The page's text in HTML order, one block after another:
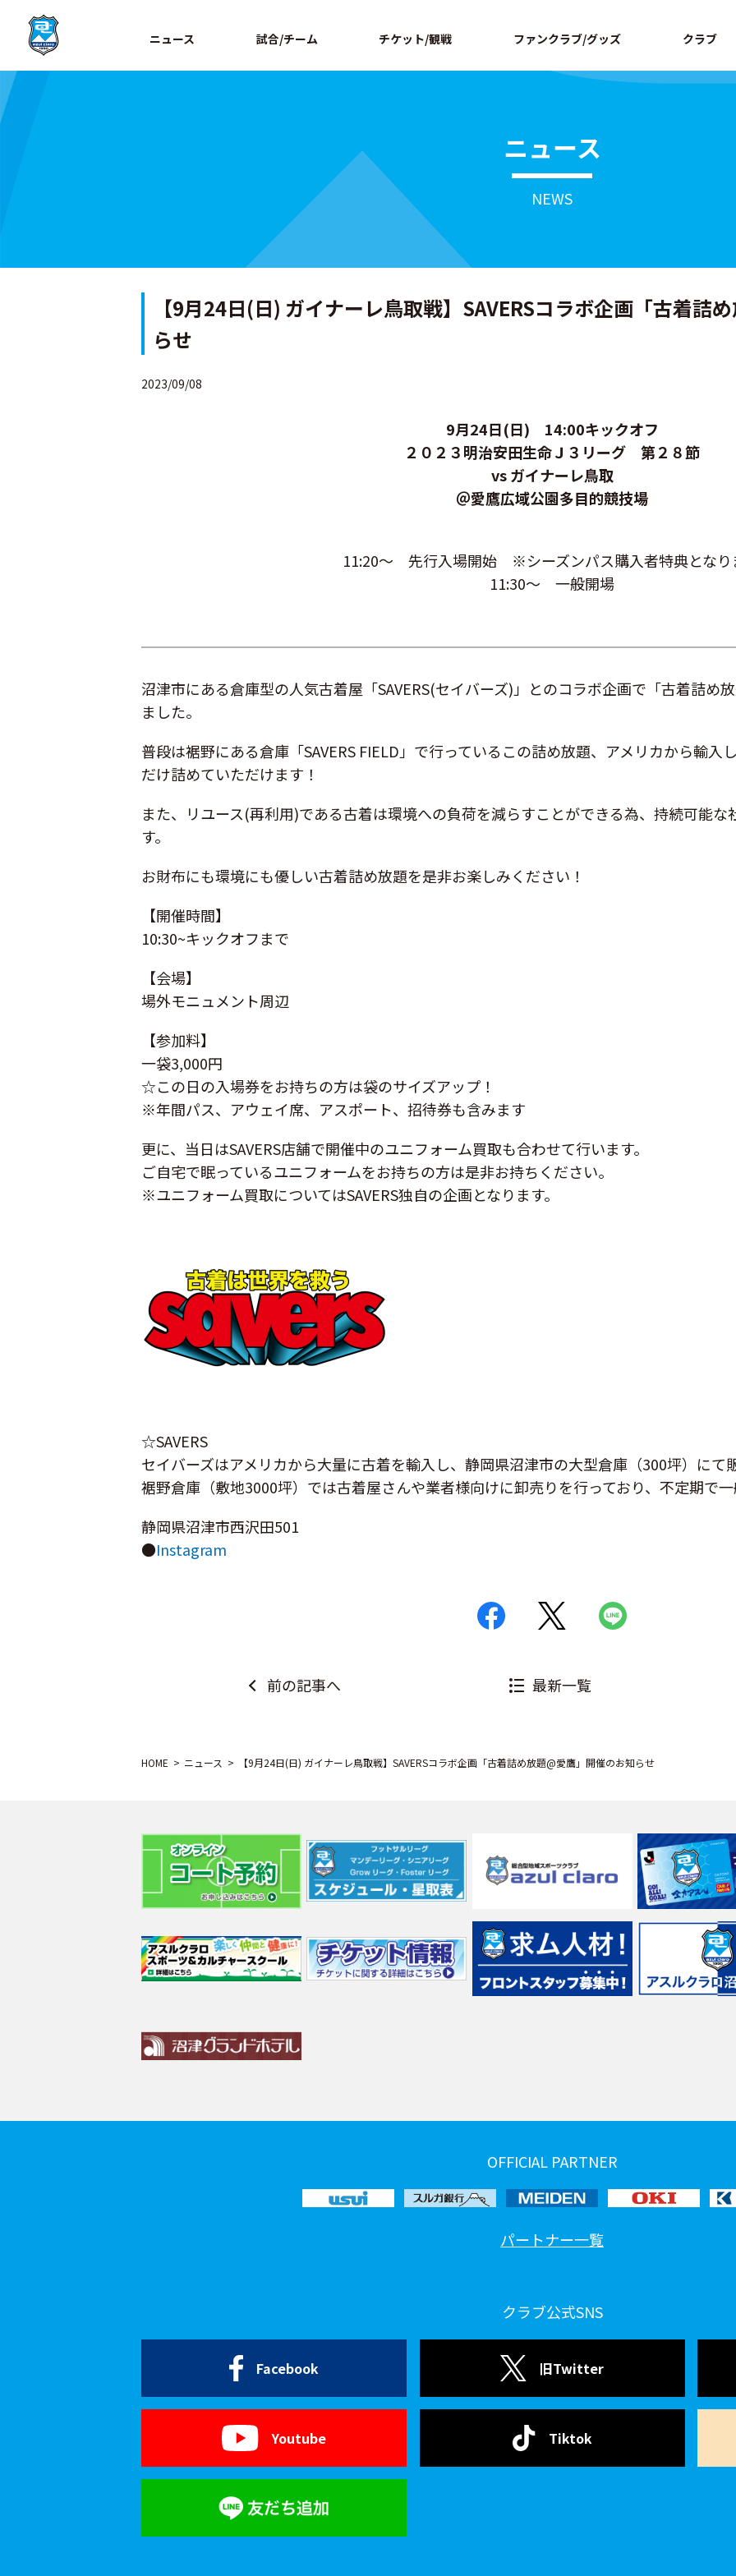
ニュース 試合/チーム チケット/観戦 ファンクラブ/グッズ クラブ
ニュース
NEWS
【9月24日(日) ガイナーレ鳥取戦】SAVERSコラボ企画「古着詰
らせ
2023/09/08
9月24日(日) 14:00キックオフ
２０２３明治安田生命Ｊ３リーグ 第２８節
vs ガイナーレ鳥取
＠愛鷹広域公園多目的競技場
11:20～ 先行入場開始 ※シーズンパス購入者特典となり
11:30～ 一般開場
沼津市にある倉庫型の人気古着屋「SAVERS(セイバーズ)」とのコラボ企画で「古着詰め
ました。
普段は裾野にある倉庫「SAVERS FIELD」で行っているこの詰め放題、アメリカから輸入
だけ詰めていただけます！
また、リユース(再利用)である古着は環境への負荷を減らすことができる為、持続可能な
す。
お財布にも環境にも優しい古着詰め放題を是非お楽しみください！
【開催時間】
10:30~キックオフまで
【会場】
場外モニュメント周辺
【参加料】
一袋3,000円
☆この日の入場券をお持ちの方は袋のサイズアップ！
※年間パス、アウェイ席、アスポート、招待券も含みます
更に、当日はSAVERS店舗で開催中のユニフォーム買取も合わせて行います。
ご自宅で眠っているユニフォームをお持ちの方は是非お持ちください。
※ユニフォーム買取についてはSAVERS独自の企画となります。
☆SAVERS
セイバーズはアメリカから大量に古着を輸入し、静岡県沼津市の大型倉庫（300坪）にて
裾野倉庫（敷地3000坪）では古着屋さんや業者様向けに卸売りを行っており、不定期で一
静岡県沼津市西沢田501
●Instagram
前の記事へ 最新一覧
HOME ニュース 【9月24日(日) ガイナーレ鳥取戦】SAVERSコラボ企画「古着詰め放題@愛鷹」開催のお知らせ
OFFICIAL PARTNER
パートナー一覧
クラブ公式SNS
Facebook 旧Twitter
Youtube Tiktok